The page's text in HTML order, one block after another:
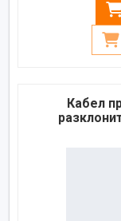
Кабел